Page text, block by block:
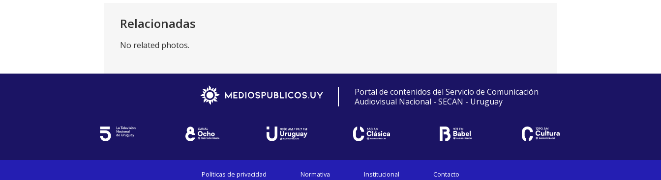
Relacionadas
No related photos.
Portal de contenidos del Servicio de Comunicación
Audiovisual Nacional - SECAN - Uruguay
Políticas de privacidad Normativa Institucional Contacto